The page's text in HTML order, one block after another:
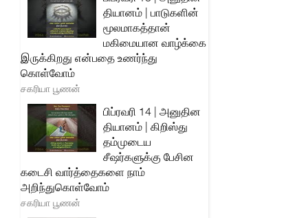
தியானம் | பாடுகளின்
மூலமாகத்தான்
மகிமையான வாழ்க்கை
இருக்கிறது என்பதை உணர்ந்து
கொள்வோம்
சகரியா பூணன்
பிப்ரவரி 14 | அனுதின
தியானம் | கிறிஸ்து
தம்முடைய
சீஷர்களுக்கு பேசின
கடைசி வார்த்தைகளை நாம்
அறிந்துகொள்வோம்
சகரியா பூணன்